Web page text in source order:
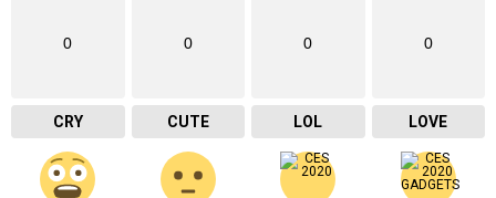
0
CRY
0
CUTE
0
LOL
0
LOVE